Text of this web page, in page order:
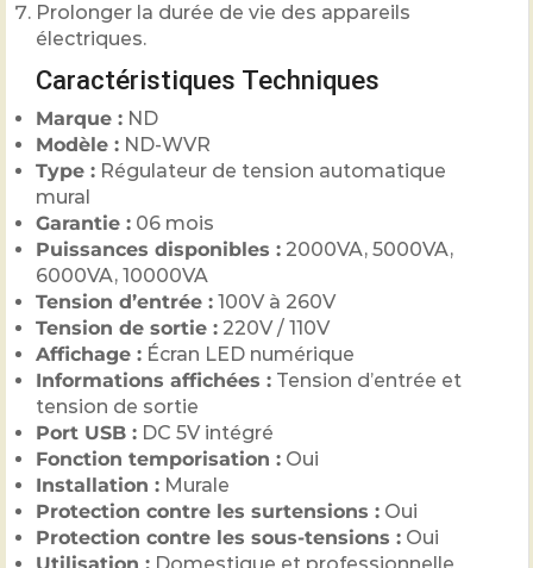
Prolonger la durée de vie des appareils
électriques.
Caractéristiques Techniques
Marque : ND
Modèle : ND-WVR
Type : Régulateur de tension automatique
mural
Garantie : 06 mois
Puissances disponibles : 2000VA, 5000VA,
6000VA, 10000VA
Tension d’entrée : 100V à 260V
Tension de sortie : 220V / 110V
Affichage : Écran LED numérique
Informations affichées : Tension d’entrée et
tension de sortie
Port USB : DC 5V intégré
Fonction temporisation : Oui
Installation : Murale
Protection contre les surtensions : Oui
Protection contre les sous-tensions : Oui